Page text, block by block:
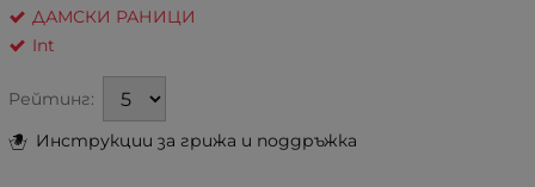
Инструкции за грижа и поддръжка
ДАМСКИ РАНИЦИ
Int
Рейтинг: